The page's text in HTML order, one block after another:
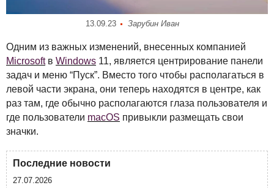
13.09.23 Зарубин Иван
Одним из важных изменений, внесенных компанией
Microsoftв Windows 11, является центрирование панели
задач и меню “Пуск”. Вместо того чтобы располагаться в
левой части экрана, они теперь находятся в центре, как
раз там, где обычно располагаются глаза пользователя и
где пользователи macOS привыкли размещать свои
значки.
Последние новости
27.07.2026